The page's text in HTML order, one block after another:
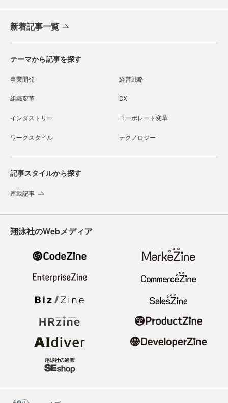
新着記事一覧
テーマから記事を探す
事業開発 経営戦略
組織変革 DX
インダストリー コーポレート変革
ワークスタイル テクノロジー
記事スタイルから探す
連載記事
翔泳社のWebメディア